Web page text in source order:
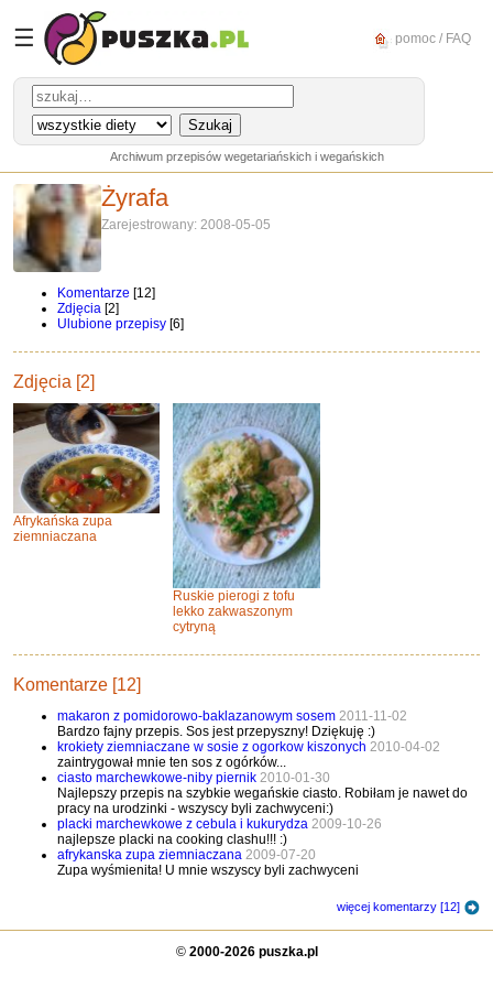
☰ pomoc / FAQ
Archiwum przepisów wegetariańskich i wegańskich
Żyrafa
Zarejestrowany: 2008-05-05
Komentarze [12]
Zdjęcia [2]
Ulubione przepisy [6]
Zdjęcia [2]
Afrykańska zupa
ziemniaczana
Ruskie pierogi z tofu
lekko zakwaszonym
cytryną
Komentarze [12]
makaron z pomidorowo-baklazanowym sosem 2011-11-02
Bardzo fajny przepis. Sos jest przepyszny! Dziękuję :)
krokiety ziemniaczane w sosie z ogorkow kiszonych 2010-04-02
zaintrygował mnie ten sos z ogórków...
ciasto marchewkowe-niby piernik 2010-01-30
Najlepszy przepis na szybkie wegańskie ciasto. Robiłam je nawet do
pracy na urodzinki - wszyscy byli zachwyceni:)
placki marchewkowe z cebula i kukurydza 2009-10-26
najlepsze placki na cooking clashu!!! :)
afrykanska zupa ziemniaczana 2009-07-20
Zupa wyśmienita! U mnie wszyscy byli zachwyceni
więcej komentarzy [12]
© 2000-2026 puszka.pl